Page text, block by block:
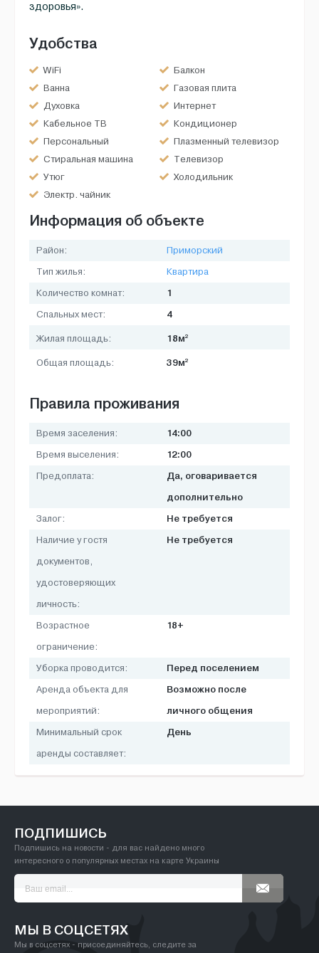
здоровья».
Удобства
WiFi
Балкон
Ванна
Газовая плита
Духовка
Интернет
Кабельное ТВ
Кондиционер
Персональный
компьютер
Плазменный телевизор
Стиральная машина
Телевизор
Утюг
Холодильник
Электр. чайник
Информация об объекте
Район:
Приморский
Тип жилья:
Квартира
Количество комнат:
1
Спальных мест: 4
Жилая площадь: 18м2
Общая площадь: 39м2
Правила проживания
Время заселения: 14:00
Время выселения: 12:00
Предоплата:
Да, оговаривается
дополнительно
Залог: Не требуется
Наличие у гостя
документов,
удостоверяющих
личность:
Не требуется
Возрастное
ограничение:
18+
Уборка проводится: Перед поселением
Аренда объекта для
мероприятий:
Возможно после
личного общения
Минимальный срок
аренды составляет:
День
ПОДПИШИСЬ
Подпишись на новости - для вас найдено много
интересного о популярных местах на карте Украины
МЫ В СОЦСЕТЯХ
Мы в соцсетях - присоединяйтесь, следите за